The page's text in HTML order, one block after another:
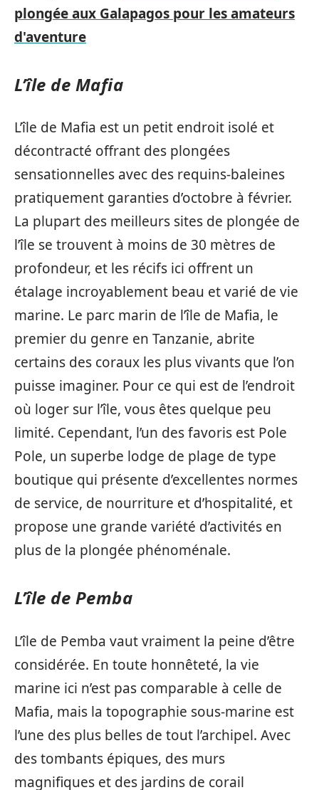
plongée aux Galapagos pour les amateurs
d'aventure
L’île de Mafia
L’île de Mafia est un petit endroit isolé et
décontracté offrant des plongées
sensationnelles avec des requins-baleines
pratiquement garanties d’octobre à février.
La plupart des meilleurs sites de plongée de
l’île se trouvent à moins de 30 mètres de
profondeur, et les récifs ici offrent un
étalage incroyablement beau et varié de vie
marine. Le parc marin de l’île de Mafia, le
premier du genre en Tanzanie, abrite
certains des coraux les plus vivants que l’on
puisse imaginer. Pour ce qui est de l’endroit
où loger sur l’île, vous êtes quelque peu
limité. Cependant, l’un des favoris est Pole
Pole, un superbe lodge de plage de type
boutique qui présente d’excellentes normes
de service, de nourriture et d’hospitalité, et
propose une grande variété d’activités en
plus de la plongée phénoménale.
L’île de Pemba
L’île de Pemba vaut vraiment la peine d’être
considérée. En toute honnêteté, la vie
marine ici n’est pas comparable à celle de
Mafia, mais la topographie sous-marine est
l’une des plus belles de tout l’archipel. Avec
des tombants épiques, des murs
magnifiques et des jardins de corail